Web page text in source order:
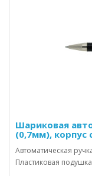
Шариковая
(0,7мм), корпус
Автоматическая
Пластиковая